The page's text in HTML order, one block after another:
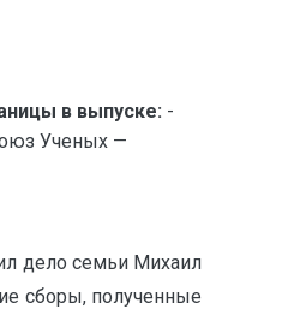
в выпуске: -
Ученых —
дело семьи Михаил
сборы, полученные